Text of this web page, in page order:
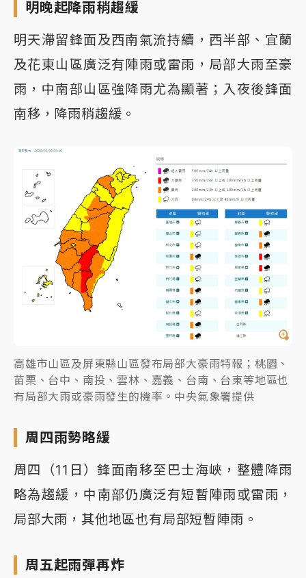
明晚起降雨稍趨緩
明天滯留鋒面及西南氣流持續，西半部、宜蘭
及花東山區廣泛有陣雨或雷雨，局部大雨至豪
雨，中南部山區強降雨尤為顯著；入夜後鋒面
南移，降雨稍趨緩。
高雄市山區及屏東縣山區發布局部大豪雨特報；桃園、
苗栗、台中、南投、雲林、嘉義、台南、台東等地區也
有局部大雨或豪雨發生的機率。中央氣象署提供
周四雨勢略緩
周四（11日）鋒面南移至巴士海峽，整體降雨
略為趨緩，中南部仍廣泛有短暫陣雨或雷雨，
局部大雨，其他地區也有局部短暫陣雨。
周五起雨彈再炸